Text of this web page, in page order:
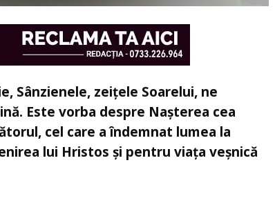
Sânzienele, zeițele Soarelui, ne
Este vorba despre Nașterea cea
cel care a îndemnat lumea la
lui Hristos și pentru viața veșnică